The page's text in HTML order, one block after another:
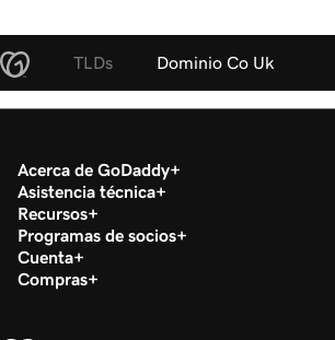
TLDs Dominio Co Uk
Acerca de GoDaddy
Asistencia técnica
Recursos
Programas de socios
Cuenta
Compras